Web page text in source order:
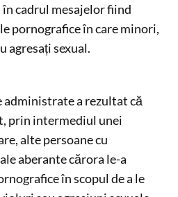
cadrul mesajelor fiind
pornografice în care minori,
agresați sexual.
a rezultat că
prin intermediul unei
alte persoane cu
aberante cărora le-a
în scopul de a le